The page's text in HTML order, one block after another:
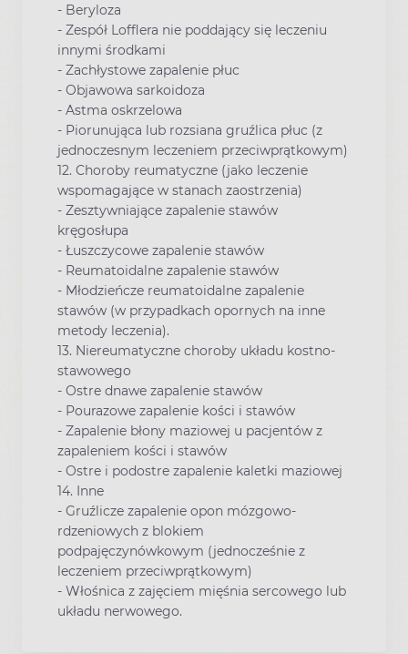
- Beryloza
- Zespół Lofflera nie poddający się leczeniu
innymi środkami
- Zachłystowe zapalenie płuc
- Objawowa sarkoidoza
- Astma oskrzelowa
- Piorunująca lub rozsiana gruźlica płuc (z
jednoczesnym leczeniem przeciwprątkowym)
12. Choroby reumatyczne (jako leczenie
wspomagające w stanach zaostrzenia)
- Zesztywniające zapalenie stawów
kręgosłupa
- Łuszczycowe zapalenie stawów
- Reumatoidalne zapalenie stawów
- Młodzieńcze reumatoidalne zapalenie
stawów (w przypadkach opornych na inne
metody leczenia).
13. Niereumatyczne choroby układu kostno-
stawowego
- Ostre dnawe zapalenie stawów
- Pourazowe zapalenie kości i stawów
- Zapalenie błony maziowej u pacjentów z
zapaleniem kości i stawów
- Ostre i podostre zapalenie kaletki maziowej
14. Inne
- Gruźlicze zapalenie opon mózgowo-
rdzeniowych z blokiem
podpajęczynówkowym (jednocześnie z
leczeniem przeciwprątkowym)
- Włośnica z zajęciem mięśnia sercowego lub
układu nerwowego.